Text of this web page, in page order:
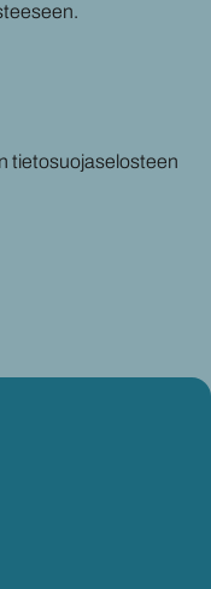
.
tietosuojaselosteen